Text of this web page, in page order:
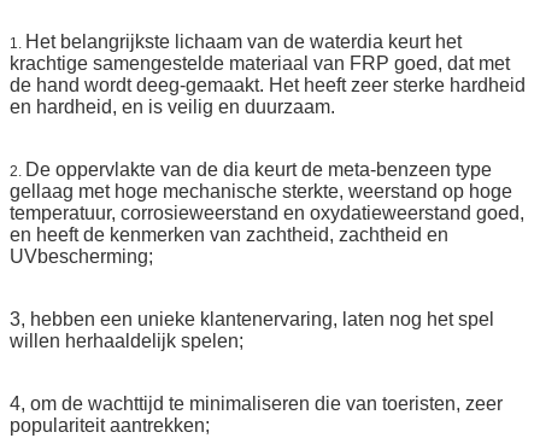
1.
Het belangrijkste lichaam van de waterdia keurt het
krachtige samengestelde materiaal van FRP goed, dat met
de hand wordt deeg-gemaakt. Het heeft zeer sterke hardheid
en hardheid, en is veilig en duurzaam.
2.
De oppervlakte van de dia keurt de meta-benzeen type
gellaag met hoge mechanische sterkte, weerstand op hoge
temperatuur, corrosieweerstand en oxydatieweerstand goed,
en heeft de kenmerken van zachtheid, zachtheid en
UVbescherming;
3, hebben een unieke klantenervaring, laten nog het spel
willen herhaaldelijk spelen;
4, om de wachttijd te minimaliseren die van toeristen, zeer
populariteit aantrekken;